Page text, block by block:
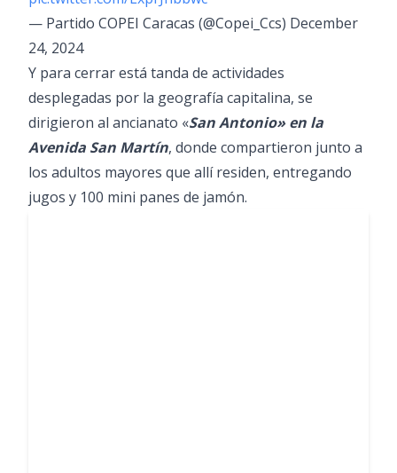
— Partido COPEI Caracas (@Copei_Ccs) December
24, 2024
Y para cerrar está tanda de actividades
desplegadas por la geografía capitalina, se
dirigieron al ancianato «San Antonio» en la
Avenida San Martín, donde compartieron junto a
los adultos mayores que allí residen, entregando
jugos y 100 mini panes de jamón.